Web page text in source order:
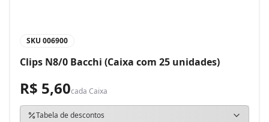
SKU 006900
Clips N8/0 Bacchi (Caixa com 25 unidades)
R$ 5,60cada Caixa
Tabela de descontos